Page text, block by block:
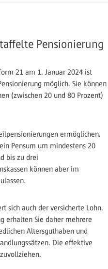
Pensionierung
21 am 1. Januar 2024 ist
möglich. Sie können
(zwischen 20 und 80 Prozent)
ermöglichen.
Pensum um mindestens 20
bis zu drei
können aber im
sich auch der versicherte Lohn.
erhalten Sie daher mehrere
Altersguthaben und
Die effektive